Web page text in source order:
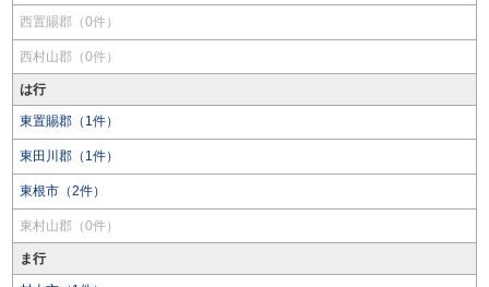
西置賜郡（0件）
西村山郡（0件）
は行
東置賜郡（1件）
東田川郡（1件）
東根市（2件）
東村山郡（0件）
ま行